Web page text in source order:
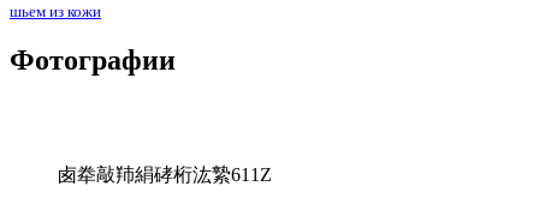
шьем из кожи
Фотографии
卥牶敲䍨絹硣桁汯縶611Z